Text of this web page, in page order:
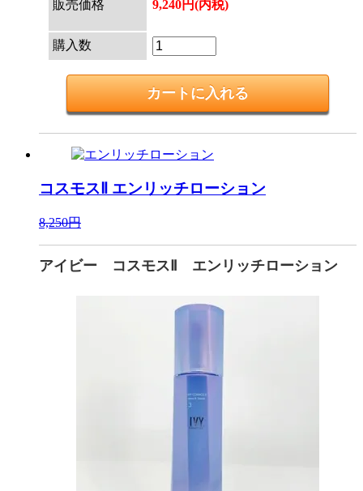
販売価格 9,240円(内税)
購入数
コスモスⅡ エンリッチローション
8,250円
アイビー コスモスⅡ エンリッチローション